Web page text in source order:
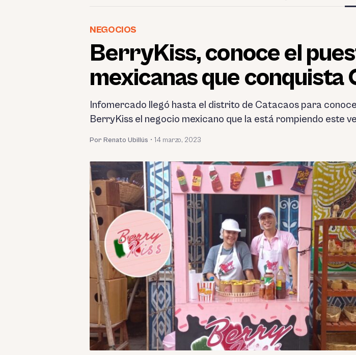
NEGOCIOS
BerryKiss, conoce el
mexicanas que conquista
Infomercado llegó hasta el distrito de Catacaos para
BerryKiss el negocio mexicano que la está rompiendo este
Por Renato Ubillús • 14 marzo, 2023